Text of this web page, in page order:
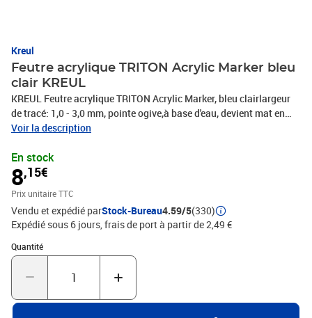
Kreul
Feutre acrylique TRITON Acrylic Marker bleu
clair KREUL
KREUL Feutre acrylique TRITON Acrylic Marker, bleu clairlargeur
de tracé: 1,0 - 3,0 mm, pointe ogive,à base d'eau, devient mat en
séchant, forte brillance, bonneopacité, résiste aux intempéries sur
métal(17736)
Voir la description
En stock
8,15€
Prix unitaire TTC
Vendu et expédié parStock-Bureau4.59/5(330)
Expédié sous 6 jours, frais de port à partir de 2,49 €
Quantité
Quantité : 1